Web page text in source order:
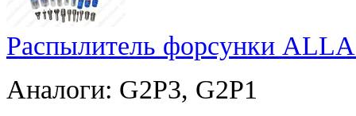
Распылитель форсунки
Аналоги: G2P3, G2P1